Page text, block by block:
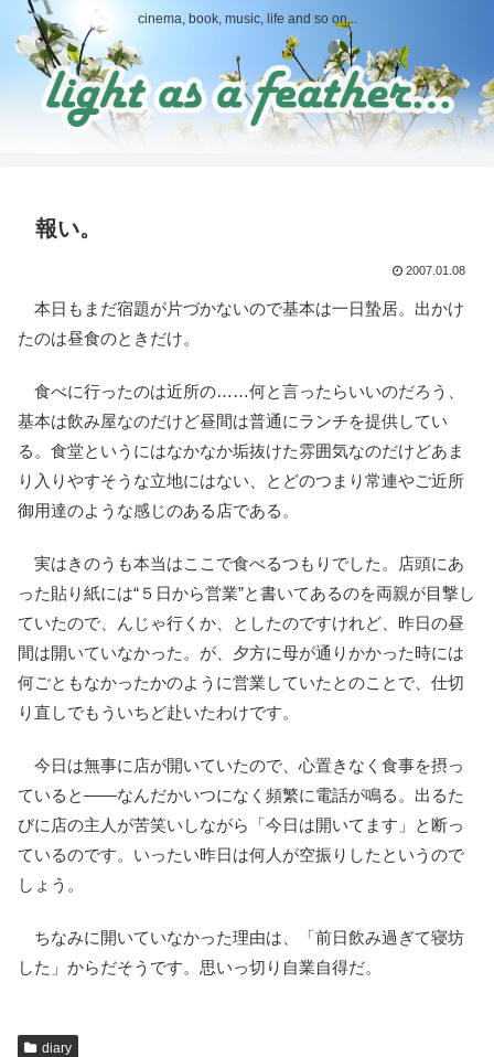
cinema, book, music, life and so on...
報い。
2007.01.08
本日もまだ宿題が片づかないので基本は一日蟄居。出かけ
たのは昼食のときだけ。
食べに行ったのは近所の……何と言ったらいいのだろう、
基本は飲み屋なのだけど昼間は普通にランチを提供してい
る。食堂というにはなかなか垢抜けた雰囲気なのだけどあま
り入りやすそうな立地にはない、とどのつまり常連やご近所
御用達のような感じのある店である。
実はきのうも本当はここで食べるつもりでした。店頭にあ
った貼り紙には“５日から営業”と書いてあるのを両親が目撃し
ていたので、んじゃ行くか、としたのですけれど、昨日の昼
間は開いていなかった。が、夕方に母が通りかかった時には
何ごともなかったかのように営業していたとのことで、仕切
り直しでもういちど赴いたわけです。
今日は無事に店が開いていたので、心置きなく食事を摂っ
ていると――なんだかいつになく頻繁に電話が鳴る。出るた
びに店の主人が苦笑いしながら「今日は開いてます」と断っ
ているのです。いったい昨日は何人が空振りしたというので
しょう。
ちなみに開いていなかった理由は、「前日飲み過ぎて寝坊
した」からだそうです。思いっ切り自業自得だ。
diary